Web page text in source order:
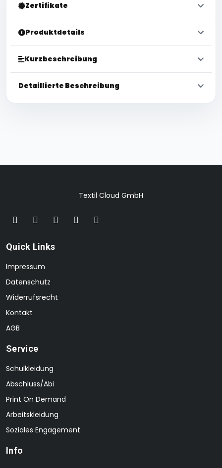
Zertifikate
Produktdetails
Kurzbeschreibung
Detaillierte Beschreibung
Textil Cloud GmbH
Quick Links
Impressum
Datenschutz
Widerrufsrecht
Kontakt
AGB
Service
Schulkleidung
Abschluss/Abi
Print On Demand
Arbeitskleidung
Soziales Engagement
Info